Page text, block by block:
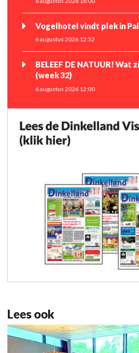
Vogelhotel vindt plek in
6 augustus 2026 12:52
BELEEF DE NATUUR! Wat
(week 32)
6 augustus 2026 12:00
Lees ook